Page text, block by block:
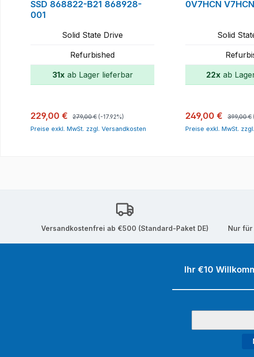
SSD 868822-B21 868928-
001
Solid State Drive
Refurbished
31x ab Lager lieferbar
Verkaufspreis:
229,00 € Regulärer Preis:
279,00 € (-17.92%)
Preise exkl. MwSt. zzgl. Versandkosten
In den Warenkorb
0V7HCN V7HCN
Solid
22x ab
Verkaufspreis:
249,00 € 399,00 €
Preise exkl. MwSt.
In den
Versandkostenfrei ab €500 (Standard-Paket DE) Nur
Ihr €10